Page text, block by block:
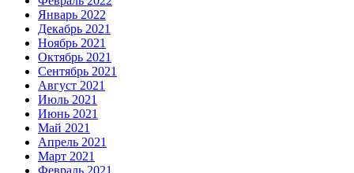
Январь 2022
Декабрь 2021
Ноябрь 2021
Октябрь 2021
Сентябрь 2021
Август 2021
Июль 2021
Июнь 2021
Май 2021
Апрель 2021
Март 2021
Февраль 2021